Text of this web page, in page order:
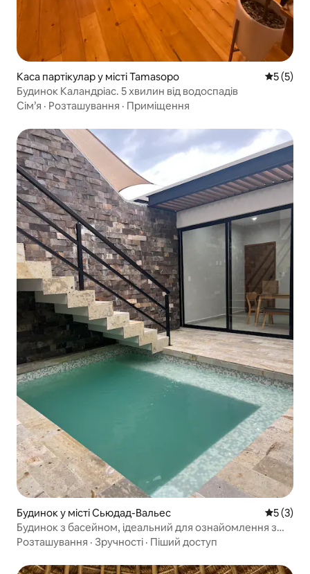
Каса партікулар у місті Tamasopo Середня
5 (5)
Будинок Каландріас. 5 хвилин від водоспадів
Сім’я · Розташування · Приміщення
Будинок у місті Сьюдад-Вальес Середня
5 (3)
Будинок з басейном, ідеальний для ознайомлення з
регіоном Уастека
Розташування · Зручності · Піший доступ